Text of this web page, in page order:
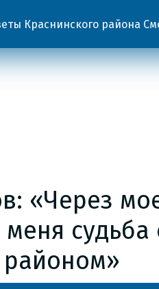
Краснинского района
«Через
судьба